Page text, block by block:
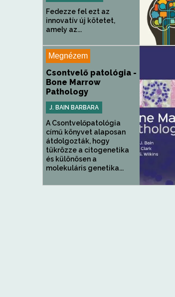
Fedezze fel ezt az
innovatív új kötetet,
amely az...
Megnézem
Csontvelő patológia -
Bone Marrow
Pathology
J. BAIN BARBARA
A Csontvelőpatológia
című könyvet alaposan
átdolgozták, hogy
tükrözze a citogenetika
és különösen a
molekuláris genetika...